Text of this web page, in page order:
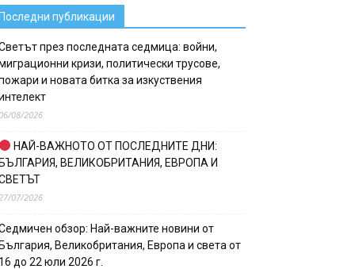
публикации
през последната седмица: войни,
кризи, политически трусове,
и новата битка за изкуствения
08/2026
НАЙ-ВАЖНОТО ОТ ПОСЛЕДНИТЕ ДНИ:
ВЕЛИКОБРИТАНИЯ, ЕВРОПА И
07/2026
обзор: Най-важните новини от
Великобритания, Европа и света от
до 22 юли 2026 г.